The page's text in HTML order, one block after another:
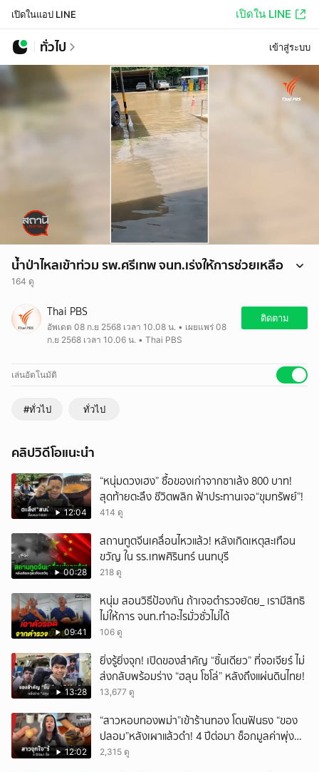
เปิดในแอป LINE เปิดใน LINE
ทั่วไป เข้าสู่ระบบ
น้ำป่าไหลเข้าท่วม รพ.ศรีเทพ จนท.เร่งให้การช่วยเหลือ
164 ดู
เพชรบูรณ์ จุดนี้คือโรงพยาบาลศรีเทพ เจ้าหน้าที่โรงพยาบาลออกมาอัดคลิป
หลังระดับน้ำสูงขึ้น จากโรงอาหาร ขยายวงกว้างมาบริเวณลานจอดรถ หลัง
ห้องทำงานของเจ้าหน้าที่ หลังในพื้นที่มีฝนตกต่อเนื่องกันหลายวัน
Thai PBS
อัพเดต 08 ก.ย 2568 เวลา 10.08 น. • เผยแพร่ 08
ก.ย 2568 เวลา 10.06 น. • Thai PBS
ติดตาม
เล่นอัตโนมัติ
#ทั่วไป ทั่วไป
คลิปวิดีโอแนะนำ
12:04
“หนุ่มดวงเฮง” ซื้อของเก่าจากซาเล้ง 800 บาท!
สุดท้ายตะลึง ชีวิตพลิก ฟ้าประทานเจอ“ขุมทรัพย์”!
414 ดู
00:28
สถานทูตจีนเคลื่อนไหวแล้ว! หลังเกิดเหตุสะเทือน
ขวัญ ใน รร.เทพศิรินทร์ นนทบุรี
218 ดู
09:41
หนุ่ม สอนวิธีป้องกัน ถ้าเจอตำรวจยัดย_ เรามีสิทธิ
ไม่ให้การ จนท.ทำอะไรมั่วซั่วไม่ได้
106 ดู
13:28
ยิ่งรู้ยิ่งจุก! เปิดของสำคัญ “ชิ้นเดียว” ที่จอเจียร์ ไม่
ส่งกลับพร้อมร่าง “ฮลุน โซโล่” หลังถึงแผ่นดินไทย!
13,677 ดู
12:02
“สาวหอบทองพม่า”เข้าร้านทอง โดนฟันธง “ของ
ปลอม”หลังเผาแล้วดำ! 4 ปีต่อมา ช็อกมูลค่าพุ่ง
มหาศาล!
2,315 ดู